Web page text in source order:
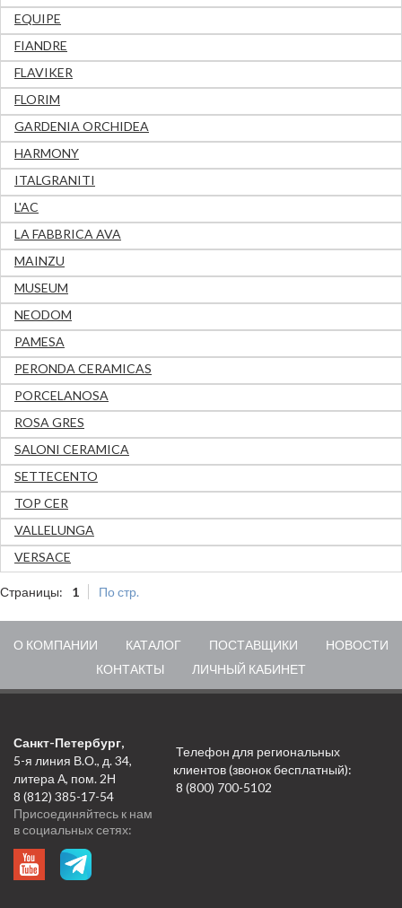
EQUIPE
FIANDRE
FLAVIKER
FLORIM
GARDENIA ORCHIDEA
HARMONY
ITALGRANITI
L'AC
LA FABBRICA AVA
MAINZU
MUSEUM
NEODOM
PAMESA
PERONDA CERAMICAS
PORCELANOSA
ROSA GRES
SALONI CERAMICA
SETTECENTO
TOP CER
VALLELUNGA
VERSACE
Страницы: 1 По стр.
О КОМПАНИИ КАТАЛОГ ПОСТАВЩИКИ
НОВОСТИ
КОНТАКТЫ
ЛИЧНЫЙ КАБИНЕТ
Санкт-Петербург,
5-я линия В.О., д. 34,
литера А, пом. 2Н
8 (812) 385-17-54
Телефон для региональных
клиентов (звонок бесплатный):
8 (800) 700-5102
Присоединяйтесь к нам
в социальных сетях: